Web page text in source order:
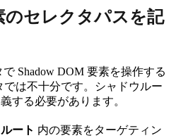
のセレクタパスを記
で Shadow DOM 要素を操作する
では不十分です。シャドウルー
する必要があります。
ート 内の要素をターゲティン